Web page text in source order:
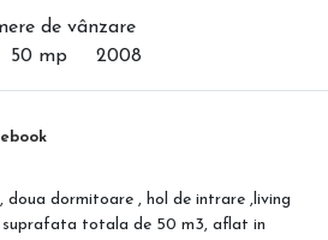
de vânzare
50 mp 2008
doua dormitoare , hol de intrare ,living
suprafata totala de 50 m3, aflat in